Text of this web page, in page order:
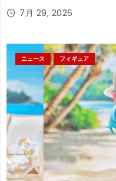
7月 29, 2026
ニュース フィギュア